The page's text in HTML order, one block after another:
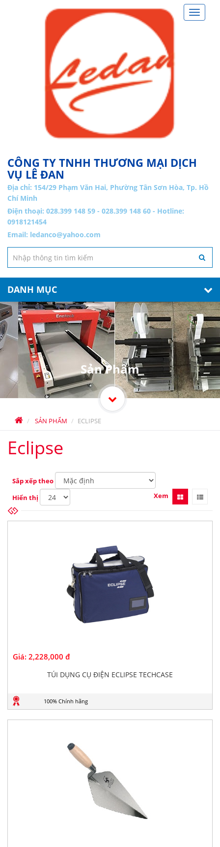
Toggle
CÔNG TY TNHH THƯƠNG MẠI DỊCH
VỤ LÊ ĐAN
Địa chỉ: 154/29 Phạm Văn Hai, Phường Tân Sơn Hòa, Tp. Hồ
Chí Minh
Điện thoại: 028.399 148 59 - 028.399 148 60 - Hotline:
0918121454
Email: ledanco@yahoo.com
DANH MỤC
SẢN PHẨM ECLIPSE
Sản Phẩm
Eclipse
Sắp xếp theo
Hiển thị
Xem
Giá: 2,228,000 đ
TÚI DỤNG CỤ ĐIỆN ECLIPSE TECHCASE
100% Chính hãng